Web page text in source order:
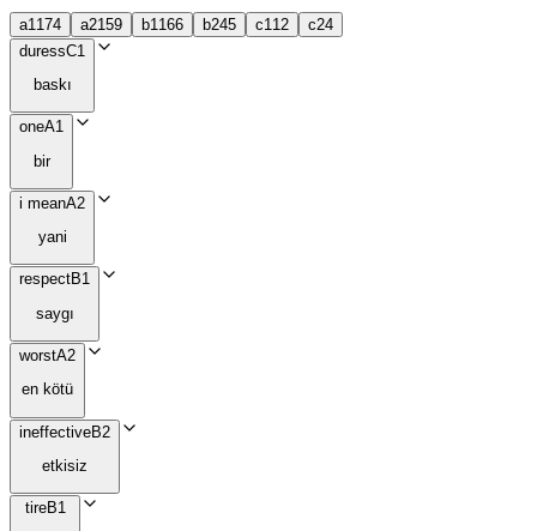
a1 174 a2159 b1 166 b245 c1 12 c24
duressC1
baskı
oneA1
bir
i meanA2
yani
respectB1
saygı
worstA2
en kötü
ineffectiveB2
etkisiz
tireB1